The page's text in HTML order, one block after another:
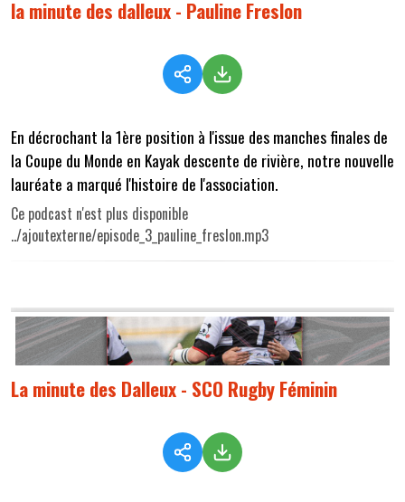
la minute des dalleux - Pauline Freslon
En décrochant la 1ère position à l'issue des manches finales de
la Coupe du Monde en Kayak descente de rivière, notre nouvelle
lauréate a marqué l'histoire de l'association.
Ce podcast n'est plus disponible
../ajoutexterne/episode_3_pauline_freslon.mp3
La minute des Dalleux - SCO Rugby Féminin